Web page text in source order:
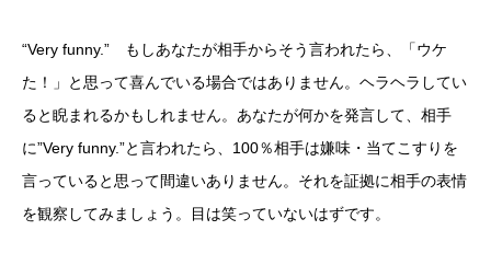
“Very funny.” もしあなたが相手からそう言われたら、「ウケ
た！」と思って喜んでいる場合ではありません。ヘラヘラしてい
ると睨まれるかもしれません。あなたが何かを発言して、相手
に”Very funny.”と言われたら、100％相手は嫌味・当てこすりを
言っていると思って間違いありません。それを証拠に相手の表情
を観察してみましょう。目は笑っていないはずです。